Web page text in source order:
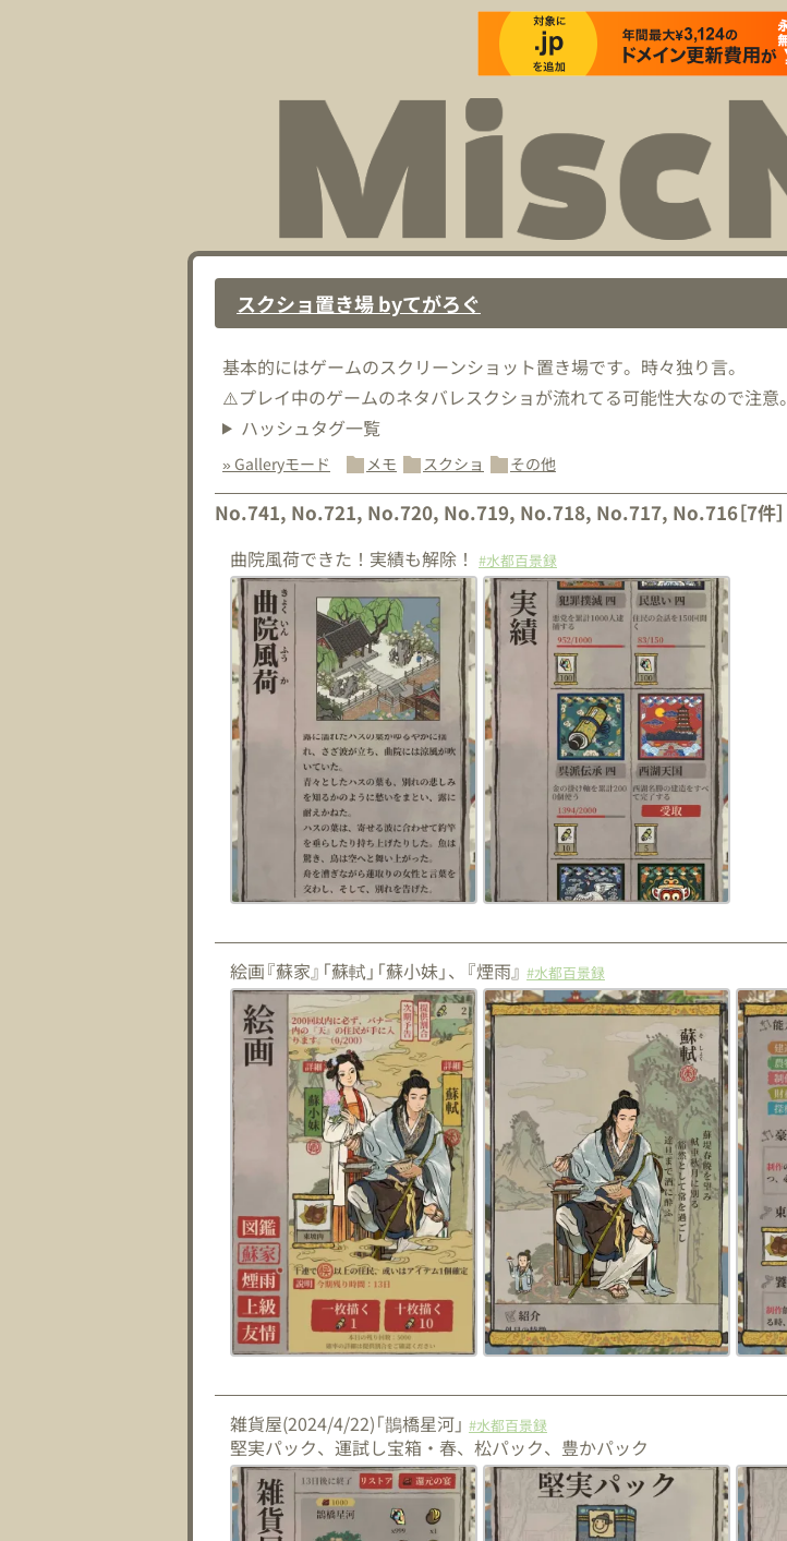
スクショ置き場 byてがろぐ
基本的にはゲームのスクリーンショット置き場です。時々独り言。
⚠️プレイ中のゲームのネタバレスクショが流れてる可能性大なので注意。
ハッシュタグ一覧
» Galleryモード メモ スクショ その他
No.741, No.721, No.720, No.719, No.718, No.717, No.716［7件］
曲院風荷できた！実績も解除！ #水都百景録
絵画『蘇家』「蘇軾」「蘇小妹」、『煙雨』 #水都百景録
雑貨屋(2024/4/22)「鵲橋星河」 #水都百景録
堅実パック、運試し宝箱・春、松パック、豊かパック